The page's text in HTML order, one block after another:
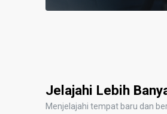
Jelajahi Lebih
Menjelajahi tempat baru dan